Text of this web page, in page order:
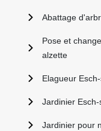
Abattage
Pose et
alzette
Elagueur
Jardinier
Jardinier pour